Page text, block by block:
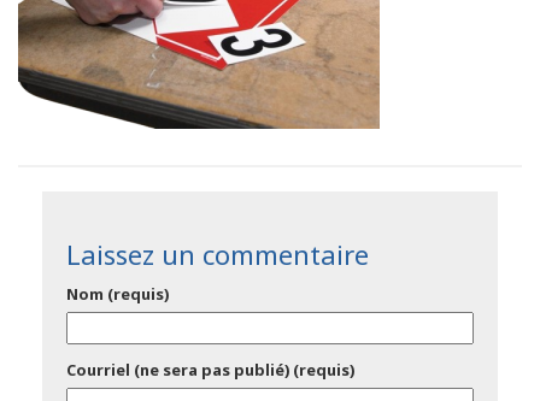
Laissez un commentaire
Nom (requis)
Courriel (ne sera pas publié) (requis)